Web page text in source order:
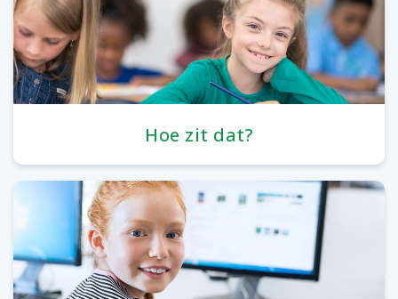
Hoe zit dat?